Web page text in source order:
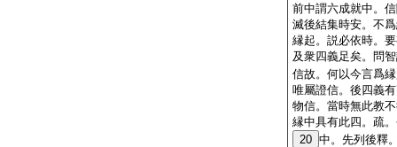
前中謂六成就中。
滅後結集時安。不
縁起。説必依時。
及衆四義足矣。問
信故。何以今言爲
唯屬證信。後四義
物信。當時無此教
縁中具有此四。疏
20 中。先列後釋